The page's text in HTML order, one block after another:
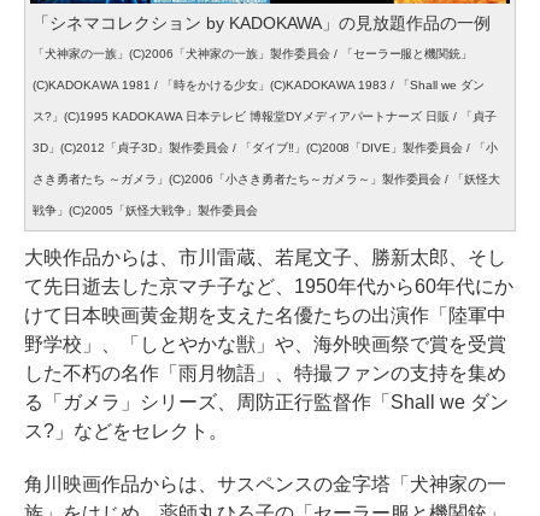
「シネマコレクション by KADOKAWA」の見放題作品の一例
「犬神家の一族」(C)2006「犬神家の一族」製作委員会 / 「セーラー服と機関銃」
(C)KADOKAWA 1981 / 「時をかける少女」(C)KADOKAWA 1983 / 「Shall we ダン
ス?」(C)1995 KADOKAWA 日本テレビ 博報堂DYメディアパートナーズ 日販 / 「貞子
3D」(C)2012「貞子3D」製作委員会 / 「ダイブ‼」(C)2008「DIVE」製作委員会 / 「小
さき勇者たち ～ガメラ」(C)2006「小さき勇者たち～ガメラ～」製作委員会 / 「妖怪大
戦争」(C)2005「妖怪大戦争」製作委員会
大映作品からは、市川雷蔵、若尾文子、勝新太郎、そし
て先日逝去した京マチ子など、1950年代から60年代にか
けて日本映画黄金期を支えた名優たちの出演作「陸軍中
野学校」、「しとやかな獣」や、海外映画祭で賞を受賞
した不朽の名作「雨月物語」、特撮ファンの支持を集め
る「ガメラ」シリーズ、周防正行監督作「Shall we ダン
ス?」などをセレクト。
角川映画作品からは、サスペンスの金字塔「犬神家の一